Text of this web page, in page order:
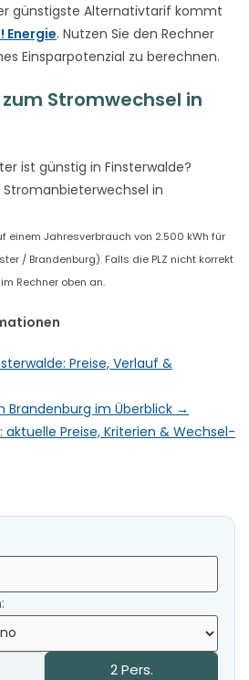
günstigste Alternativtarif kommt
Energie. Nutzen Sie den Rechner
Einsparpotenzial zu berechnen.
Stromwechsel in
ist günstig in Finsterwalde?
in
einem Jahresverbrauch von 2.500 kWh für
/ Brandenburg). Falls die PLZ nicht korrekt
Rechner oben an.
Preise, Verlauf &
Brandenburg im Überblick →
Preise, Kriterien & Wechsel-
2 Pers.